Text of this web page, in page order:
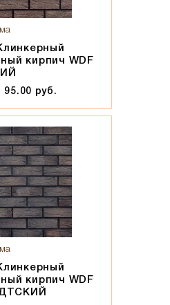
кирпич WDF
95.00 руб.
кирпич WDF